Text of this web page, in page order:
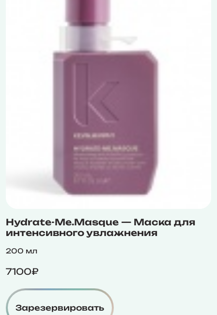
Hydrate-Me.Masque — Маска для
интенсивного увлажнения
200 мл
7100₽
Зарезервировать